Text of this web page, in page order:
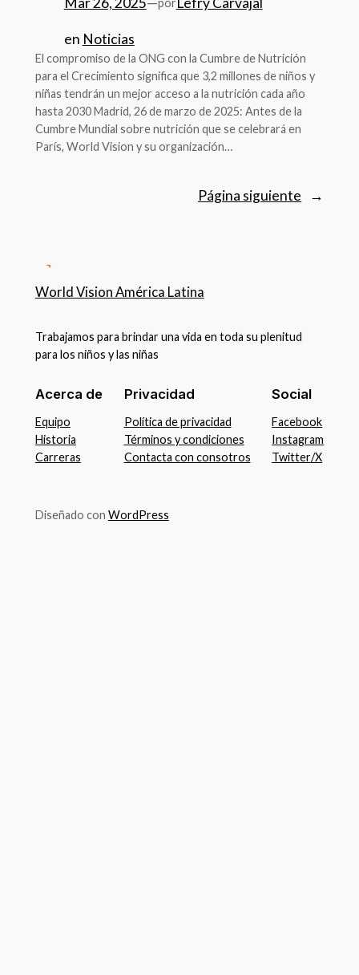
por
en Noticias
El compromiso de la ONG con la Cumbre de Nutrición
para el Crecimiento significa que 3,2 millones de niños y
niñas tendrán un mejor acceso a la nutrición cada año
hasta 2030 Madrid, 26 de marzo de 2025: Antes de la
Cumbre Mundial sobre nutrición que se celebrará en
París, World Vision y su organización…
Página siguiente →
World Vision América Latina
Trabajamos para brindar una vida en toda su plenitud
para los niños y las niñas
Acerca de
Equipo
Historia
Carreras
Privacidad
Política de privacidad
Términos y condiciones
Contacta con consotros
Social
Facebook
Instagram
Twitter/X
Diseñado con WordPress